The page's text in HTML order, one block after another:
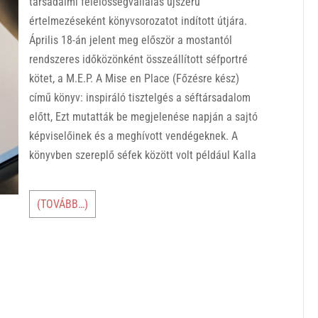
értelmezéseként könyvsorozatot indított útjára.
Április 18-án jelent meg először a mostantól
rendszeres időközönként összeállított séfportré
kötet, a M.E.P. A Mise en Place (Főzésre kész)
című könyv: inspiráló tisztelgés a séftársadalom
előtt, Ezt mutatták be megjelenése napján a sajtó
képviselőinek és a meghívott vendégeknek. A
könyvben szereplő séfek között volt például Kalla
(TOVÁBB…)